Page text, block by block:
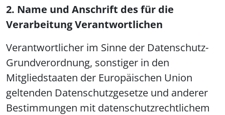
2. Name und Anschrift des für die
Verarbeitung Verantwortlichen
Verantwortlicher im Sinne der Datenschutz-
Grundverordnung, sonstiger in den
Mitgliedstaaten der Europäischen Union
geltenden Datenschutzgesetze und anderer
Bestimmungen mit datenschutzrechtlichem